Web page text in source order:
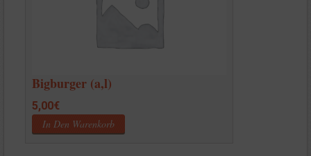
Bigburger (a,l)
5,00€
In Den Warenkorb